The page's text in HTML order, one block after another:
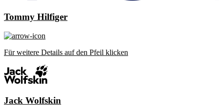
Tommy Hilfiger
Für weitere Details auf den Pfeil klicken
Jack Wolfskin